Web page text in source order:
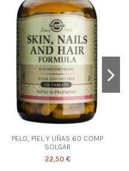
PELO, PIEL Y UÑAS 60 COMP
SOLGAR
22,50 €